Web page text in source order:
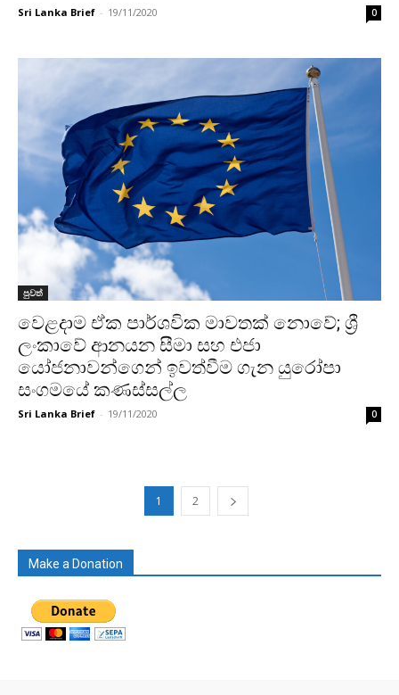
Sri Lanka Brief - 19/11/2020 0
පුවත්
වෙළදාම ඒක පාර්ශවික මාවතක් නොවේ; ශ්‍රී
ලංකාවේ ආනයන සීමා සහ එජා
යෝජනාවන්ගෙන් ඉවත්වීම ගැන යුරෝපා
සංගමයේ කණස්සල්ල
Sri Lanka Brief - 19/11/2020 0
1 2
Make a Donation